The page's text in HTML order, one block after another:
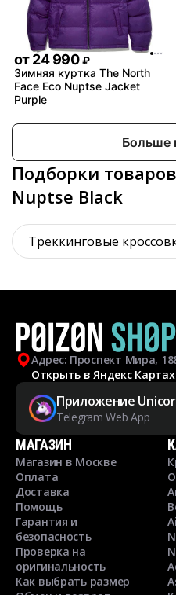
от24 990 ₽
Зимняя куртка The North
Face Eco Nuptse Jacket
Purple
Больше
Подборки
Nuptse Black
Треккинговые
Адрес: Проспект Мира,
Открыть в Яндекс Картах
Приложение
Telegram Web App
МАГАЗИН
Магазин в Москве
Оплата
Доставка
Помощь
Гарантия и
безопасность
Проверка на
оригинальность
Как выбрать размер